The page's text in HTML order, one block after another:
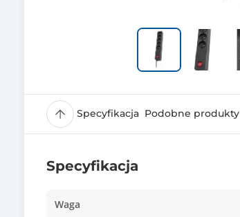
Specyfikacja Podobne produkty
Specyfikacja
Waga